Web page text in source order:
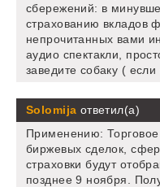
сбережений: в
страхованию вкладов
непрочитанных вами
аудио спектакли,
заведите собаку ( если
Solomija ответил(а)
Применению: Торговое
биржевых сделок,
страховки будут
позднее 9 ноября.